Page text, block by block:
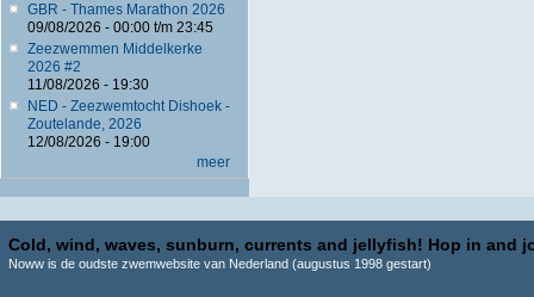
GBR - Thames Marathon 2026
09/08/2026 - 00:00t/m 23:45
Zeezwemmen Middelkerke
2026 #2
11/08/2026 - 19:30
NED - Zeezwemtocht Dishoek -
Zoutelande, 2026
12/08/2026 - 19:00
meer
Cold, wind, waves, sunburn, currents and jellyfish! Hop in and
Noww is de oudste zwemwebsite van Nederland (augustus 1998 gestart)